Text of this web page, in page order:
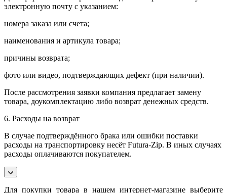
электронную почту с указанием:
номера заказа или счета;
наименования и артикула товара;
причины возврата;
фото или видео, подтверждающих дефект (при наличии).
После рассмотрения заявки компания предлагает замену
товара, доукомплектацию либо возврат денежных средств.
6. Расходы на возврат
В случае подтверждённого брака или ошибки поставки
расходы на транспортировку несёт Futura-Zip. В иных случаях
расходы оплачиваются покупателем.
Для покупки товара в нашем интернет-магазине выберите